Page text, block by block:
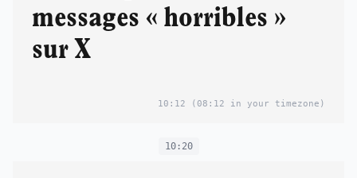
messages « horribles »
sur X
10:12 (08:12 in your timezone)
10:20